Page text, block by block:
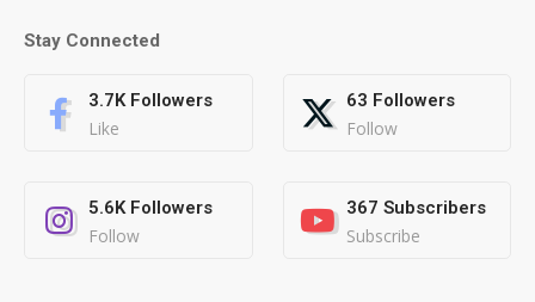
Stay Connected
3.7K Followers
Like
63 Followers
Follow
5.6K Followers
Follow
367 Subscribers
Subscribe